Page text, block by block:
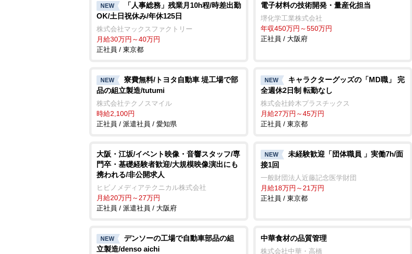
NEW
「人事総務」残業月10h程/時差出勤
OK/土日祝休み/年休125日
株式会社マックスファクトリー
月給30万円～40万円
正社員 / 東京都
電子材料の技術開発・量産化担当
堺化学工業株式会社
年収450万円～550万円
正社員 / 大阪府
NEW
寮費無料/トヨタ自動車 堤工場で部
品の組立製造/tutumi
株式会社テクノスマイル
時給2,100円
正社員 / 派遣社員 / 愛知県
NEW
キャラクターグッズの「MD職」 完
全週休2日制 転勤なし
株式会社鈴木プラスチックス
月給27万円～45万円
正社員 / 東京都
大阪・江坂/イベント映像・音響スタッフ/専
門卒・基礎経験者歓迎/大規模映像演出にも
携われる/非公開求人
ヒビノメディアテクニカル株式会社
月給20万円～27万円
正社員 / 派遣社員 / 大阪府
NEW
未経験歓迎「団体職員 」実働7h/面
接1回
一般財団法人近藤記念医学財団
月給18万円～21万円
正社員 / 東京都
NEW
デンソーの工場で自動車部品の組
立製造/denso aichi
中華食材の品質管理
株式会社中華・高橋